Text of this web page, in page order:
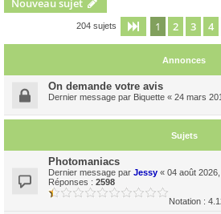
Nouveau sujet
204 sujets Page 1sur9
1 2 3 4
Annonces
On demande votre avis
Dernier message par Biquette « 24 mars
Sujets
Photomaniacs
Dernier message par Jessy « 04 août
Réponses : 2598
Notation :